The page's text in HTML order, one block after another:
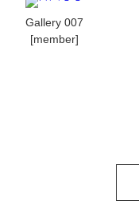
Gallery 007
[member]